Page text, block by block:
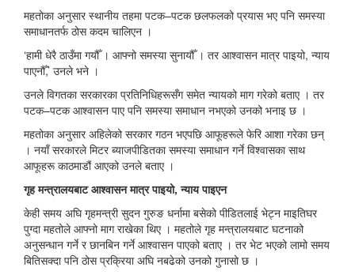
महतोका अनुसार स्थानीय तहमा पटक–पटक छलफलको प्रयास भए पनि समस्या
समाधानतर्फ ठोस कदम चालिएन ।
‘हामी धेरै ठाउँमा गयौँ । आफ्नो समस्या सुनायौँ । तर आश्वासन मात्र पाइयो, न्याय
पाएनौँ,’ उनले भने ।
उनले विगतका सरकारका प्रतिनिधिहरूसँग समेत न्यायको माग गरेको बताए । तर
पटक–पटक आश्वासन पाए पनि समस्या समाधान नभएको उनको भनाइ छ ।
महतोका अनुसार अहिलेको सरकार गठन भएपछि आफूहरूले फेरि आशा गरेका छन्
। नयाँ सरकारले मिटर ब्याजपीडितका समस्या समाधान गर्ने विश्वासका साथ
आफूहरू काठमाडौं आएको उनले बताए ।
गृह मन्त्रालयबाट आश्वासन मात्र पाइयो, न्याय पाइएन
केही समय अघि गृहमन्त्री सुदन गुरुङ धर्नामा बसेको पीडितलाई भेट्न माइतिघर
पुग्दा महतोले आफ्नो माग राखेका थिए । महतोले गृह मन्त्रालयबाट घटनाको
अनुसन्धान गर्ने र छानबिन गर्ने आश्वासन पाएको बताए । तर भेट भएको लामो समय
बितिसक्दा पनि ठोस प्रक्रिया अघि नबढेको उनको गुनासो छ ।